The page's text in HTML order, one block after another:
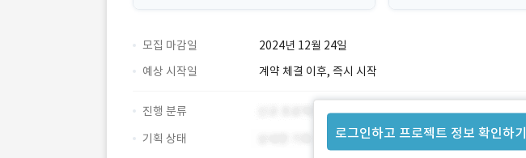
모집 마감일 2024년 12월 24일
로그인하고 프로젝트 정보 확인하기
예상 시작일 계약 체결 이후, 즉시 시작
진행 분류
기획 상태